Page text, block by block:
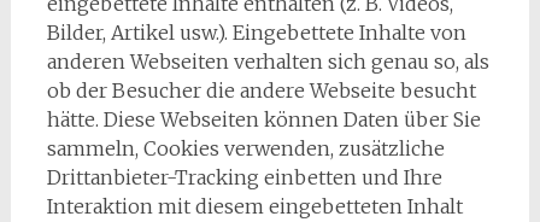
Bilder, Artikel usw.). Eingebettete Inhalte von
anderen Webseiten verhalten sich genau so, als
ob der Besucher die andere Webseite besucht
hätte. Diese Webseiten können Daten über Sie
sammeln, Cookies verwenden, zusätzliche
Drittanbieter-Tracking einbetten und Ihre
Interaktion mit diesem eingebetteten Inhalt